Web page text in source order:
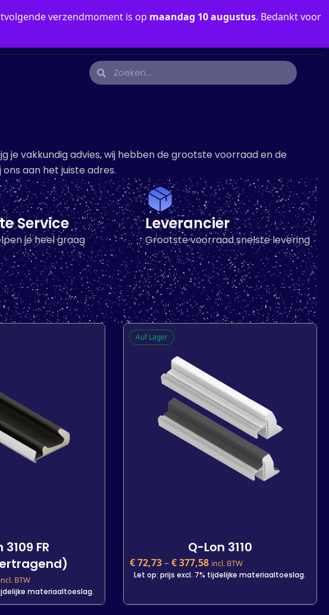
verzendmoment is op maandag 10 augustus. Bedankt voor
Mein Konto 0
je vakkundig advies, wij hebben de grootste voorraad en de
aan het juiste adres.
Service
je heel graag
Leverancier
Grootste voorraad snelste levering
FR
incl. BTW
materiaaltoeslag.
Auf Lager
Q-Lon 3110
€72,73 –€377,58 incl. BTW
Let op: prijs excl. 7% tijdelijke materiaaltoeslag.